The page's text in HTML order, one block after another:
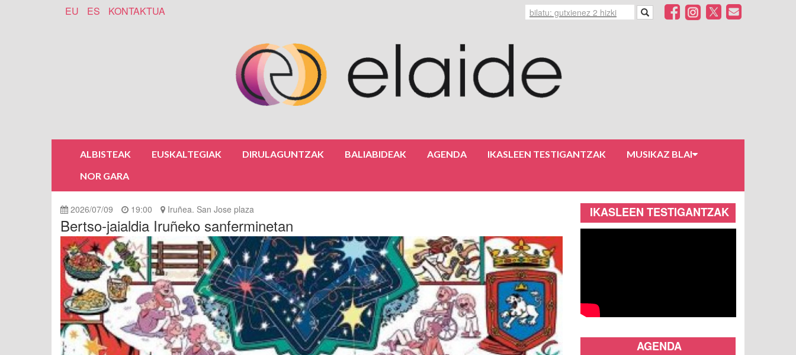
EU ES KONTAKTUA
ALBISTEAK EUSKALTEGIAK DIRULAGUNTZAK BALIABIDEAK AGENDA IKASLEEN TESTIGANTZAK
MUSIKAZ BLAI
NOR GARA
2026/07/09 19:00 Iruñea. San Jose plaza
Bertso-jaialdia Iruñeko sanferminetan
IKASLEEN TESTIGANTZAK
AGENDA